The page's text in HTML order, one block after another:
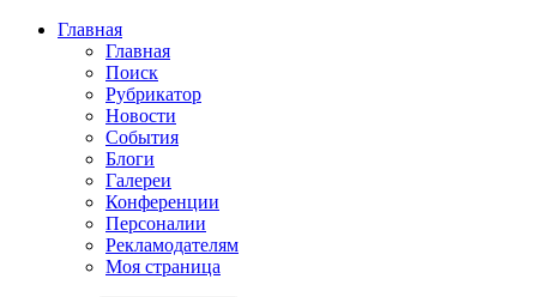
Skip to main content
Главная
Главная
Поиск
Рубрикатор
Новости
События
Блоги
Галереи
Конференции
Персоналии
Рекламодателям
Моя страница